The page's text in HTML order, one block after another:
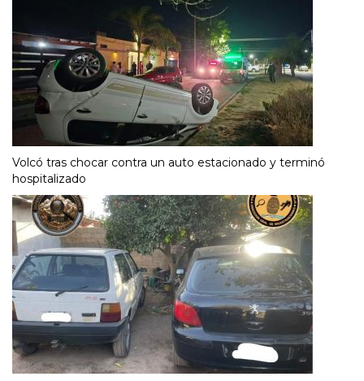
Volcó tras chocar contra un auto estacionado y terminó
hospitalizado